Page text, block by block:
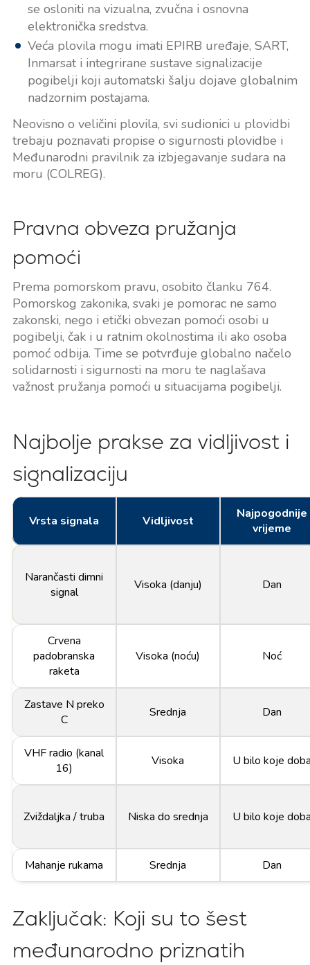
se osloniti na vizualna, zvučna i osnovna
elektronička sredstva.
Veća plovila mogu imati EPIRB uređaje, SART,
Inmarsat i integrirane sustave signalizacije
pogibelji koji automatski šalju dojave globalnim
nadzornim postajama.
Neovisno o veličini plovila, svi sudionici u plovidbi
trebaju poznavati propise o sigurnosti plovidbe i
Međunarodni pravilnik za izbjegavanje sudara na
moru (COLREG).
Pravna obveza pružanja
pomoći
Prema pomorskom pravu, osobito članku 764.
Pomorskog zakonika, svaki je pomorac ne samo
zakonski, nego i etički obvezan pomoći osobi u
pogibelji, čak i u ratnim okolnostima ili ako osoba
pomoć odbija. Time se potvrđuje globalno načelo
solidarnosti i sigurnosti na moru te naglašava
važnost pružanja pomoći u situacijama pogibelji.
Najbolje prakse za vidljivost i
signalizaciju
Vrsta signala Vidljivost
Najpogodnije
vrijeme
Narančasti dimni
signal
Visoka (danju) Dan
Crvena
padobranska
raketa
Visoka (noću) Noć
Zastave N preko
C
Srednja Dan
VHF radio (kanal
16)
Visoka U bilo koje
Zviždaljka / truba Niska do srednja U bilo koje
Mahanje rukama Srednja Dan
Zaključak: Koji su to šest
međunarodno priznatih